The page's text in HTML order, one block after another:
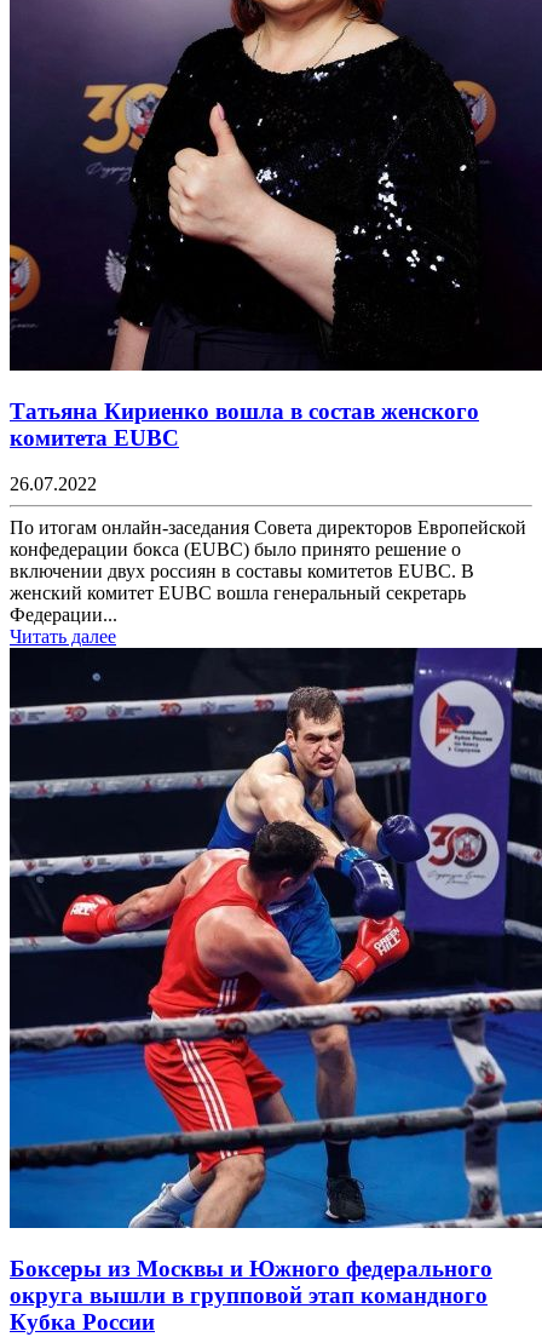
Татьяна Кириенко вошла в состав женского
комитета EUBC
26.07.2022
По итогам онлайн-заседания Совета директоров Европейской
конфедерации бокса (EUBC) было принято решение о
включении двух россиян в составы комитетов EUBC. В
женский комитет EUBC вошла генеральный секретарь
Федерации...
Читать далее
Боксеры из Москвы и Южного федерального
округа вышли в групповой этап командного
Кубка России